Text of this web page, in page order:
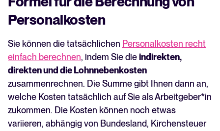
Personalkosten
Sie können die tatsächlichen Personalkosten recht
einfach berechnen, indem Sie dieindirekten,
direkten und die Lohnnebenkosten
zusammenrechnen. Die Summe gibt Ihnen dann an,
welche Kosten tatsächlich auf Sie als Arbeitgeber*in
zukommen. Die Kosten können noch etwas
variieren, abhängig von Bundesland, Kirchensteuer